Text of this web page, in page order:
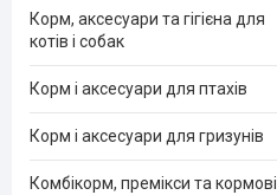
Корм, аксесуари та гігієна для
котів і собак
Корм і аксесуари для птахів
Корм і аксесуари для гризунів
Комбікорм, премікси та кормові